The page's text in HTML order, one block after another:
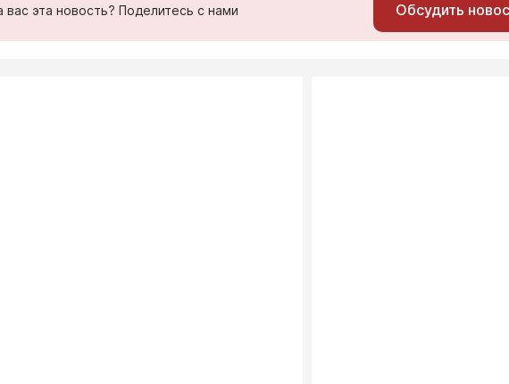
эта новость? Поделитесь с нами Обсудить